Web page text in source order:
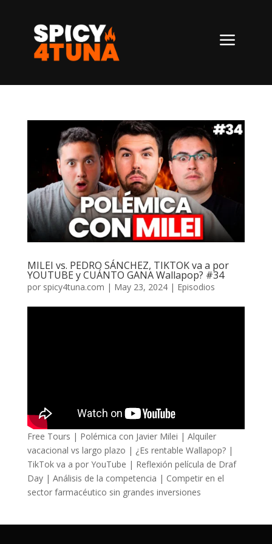
a
MILEI vs. PEDRO SÁNCHEZ, TIKTOK va a por
YOUTUBE y CUÁNTO GANA Wallapop? #34
por spicy4tuna.com | May 23, 2024| Episodios
Free Tours | Polémica con Javier Milei | Alquiler
vacacional vs largo plazo | ¿Es rentable Wallapop? |
TikTok va a por YouTube | Reflexión película de Draf
Day | Análisis de la competencia | Competir en el
sector farmacéutico sin grandes inversiones